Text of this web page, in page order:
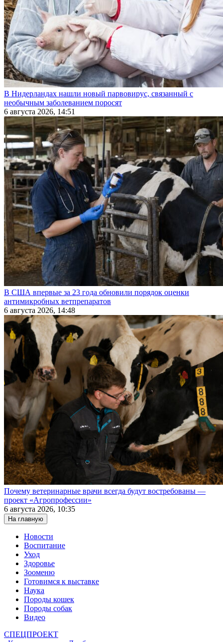
В Нидерландах нашли новый парвовирус, связанный с
необычным заболеванием поросят
6 августа 2026, 14:51
В США впервые за 23 года обновили порядок оценки
антимикробных ветпрепаратов
6 августа 2026, 14:48
Почему ветеринарные врачи всегда будут востребованы —
проект «Агропрофессии»
6 августа 2026, 10:35
На главную
Новости
Воспитание
Уход
Здоровье
Зооменю
Готовимся к выставке
Наука
Породы кошек
Породы собак
Видео
СПЕЦПРОЕКТ